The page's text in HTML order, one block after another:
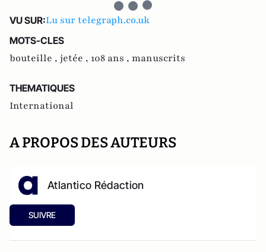
VU SUR:Lu sur telegraph.co.uk
MOTS-CLES
bouteille , jetée , 108 ans , manuscrits
THEMATIQUES
International
A PROPOS DES AUTEURS
Atlantico Rédaction
SUIVRE